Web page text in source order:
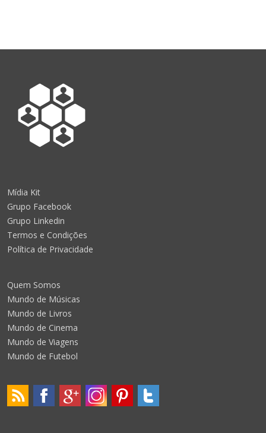
Mídia Kit
Grupo Facebook
Grupo Linkedin
Termos e Condições
Política de Privacidade
Quem Somos
Mundo de Músicas
Mundo de Livros
Mundo de Cinema
Mundo de Viagens
Mundo de Futebol